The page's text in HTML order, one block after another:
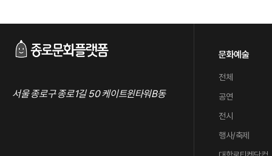
서울 종로구 종로1길 50 케이트윈타워B동
문화예술
전체
공연
전시
행사/축제